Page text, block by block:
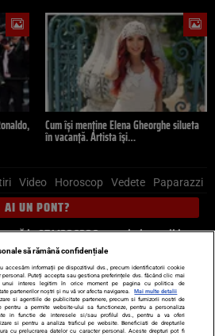
Cum își menține Elena Gheorghe silueta
în vacanță. Artista își…
Video Horoscop Vedete Paparazzi
AI UN PONT?
la 0741226226 sau trimite mail la
Știri externe
Politică
Iubirii Dictionar de vise
LIFE STYLE
Horoscop
să rămână confidențiale
accesăm informații pe dispozitivul dvs., precum identificatorii cookie
Puteți accepta sau gestiona preferințele dvs. făcând clic mai
unui interes legitim în orice moment pe pagina cu politica de
partenerilor noștri și nu vă vor afecta navigarea.
Mai multe detalii
si agentiile de publicitate partenere, precum si furnizorii nostri de
a permite website-ului sa functioneze, pentru a personaliza
in functie de interesele si/sau profilul dvs., pentru a va oferi
si pentru a analiza traficul pe website. Beneficiati de drepturile
cu prelucrarea datelor cu caracter personal. Aceste drepturi pot fi